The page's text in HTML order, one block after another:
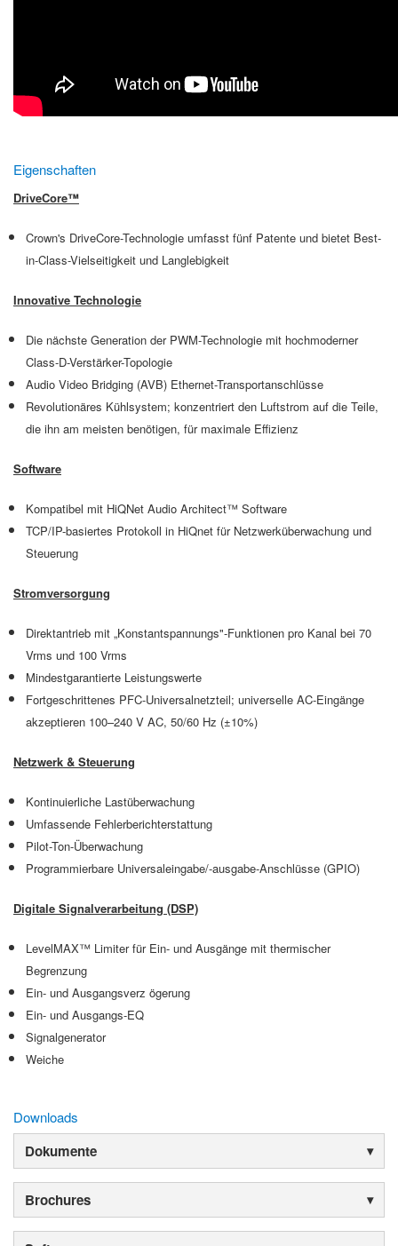
Eigenschaften
DriveCore™
Crown's DriveCore-Technologie umfasst fünf Patente und bietet Best-
in-Class-Vielseitigkeit und Langlebigkeit
Innovative Technologie
Die nächste Generation der PWM-Technologie mit hochmoderner
Class-D-Verstärker-Topologie
Audio Video Bridging (AVB) Ethernet-Transportanschlüsse
Revolutionäres Kühlsystem; konzentriert den Luftstrom auf die Teile,
die ihn am meisten benötigen, für maximale Effizienz
Software
Kompatibel mit HiQNet Audio Architect™ Software
TCP/IP-basiertes Protokoll in HiQnet für Netzwerküberwachung und
Steuerung
Stromversorgung
Direktantrieb mit „Konstantspannungs"-Funktionen pro Kanal bei 70
Vrms und 100 Vrms
Mindestgarantierte Leistungswerte
Fortgeschrittenes PFC-Universalnetzteil; universelle AC-Eingänge
akzeptieren 100–240 V AC, 50/60 Hz (±10%)
Netzwerk & Steuerung
Kontinuierliche Lastüberwachung
Umfassende Fehlerberichterstattung
Pilot-Ton-Überwachung
Programmierbare Universaleingabe/-ausgabe-Anschlüsse (GPIO)
Digitale Signalverarbeitung (DSP)
LevelMAX™ Limiter für Ein- und Ausgänge mit thermischer
Begrenzung
Ein- und Ausgangsverz ögerung
Ein- und Ausgangs-EQ
Signalgenerator
Weiche
Downloads
Dokumente
Brochures